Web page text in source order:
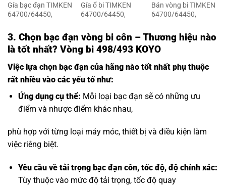
Gía bạc đạn TIMKEN
64700/64450,
Gía ổ bi TIMKEN
64700/64450,
Bán vòng bi TIMKEN
64700/64450,
3. Chọn bạc đạn vòng bi côn – Thương hiệu nào
là tốt nhất? Vòng bi 498/493 KOYO
Việc lựa chọn bạc đạn của hãng nào tốt nhất phụ thuộc
rất nhiều vào các yếu tố như:
Ứng dụng cụ thể: Mỗi loại bạc đạn sẽ có những ưu
điểm và nhược điểm khác nhau,
phù hợp với từng loại máy móc, thiết bị và điều kiện làm
việc riêng biệt.
Yêu cầu vềtải trọng bạc đạn côn, tốc độ, độ chính xác:
Tùy thuộc vào mức độ tải trọng, tốc độ quay